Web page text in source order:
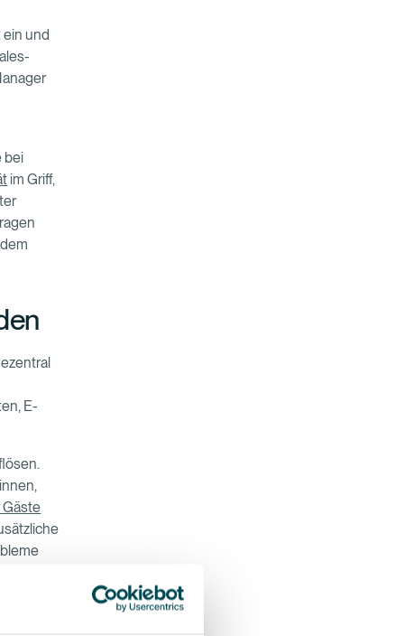
und
bei
im Griff,
E-